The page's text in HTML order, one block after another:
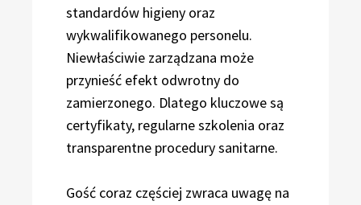
standardów higieny oraz
wykwalifikowanego personelu.
Niewłaściwie zarządzana może
przynieść efekt odwrotny do
zamierzonego. Dlatego kluczowe są
certyfikaty, regularne szkolenia oraz
transparentne procedury sanitarne.
Gość coraz częściej zwraca uwagę na